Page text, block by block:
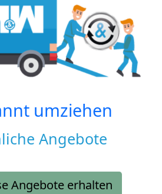
umziehen
Angebote
Angebote erhalten